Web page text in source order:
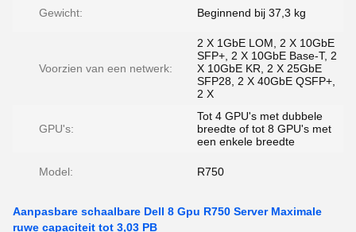
Gewicht: Beginnend bij 37,3 kg
Voorzien van een netwerk:
2 X 1GbE LOM, 2 X 10GbE
SFP+, 2 X 10GbE Base-T, 2
X 10GbE KR, 2 X 25GbE
SFP28, 2 X 40GbE QSFP+,
2 X
GPU's:
Tot 4 GPU's met dubbele
breedte of tot 8 GPU's met
een enkele breedte
Model: R750
Aanpasbare schaalbare Dell 8 Gpu R750 Server Maximale
ruwe capaciteit tot 3,03 PB